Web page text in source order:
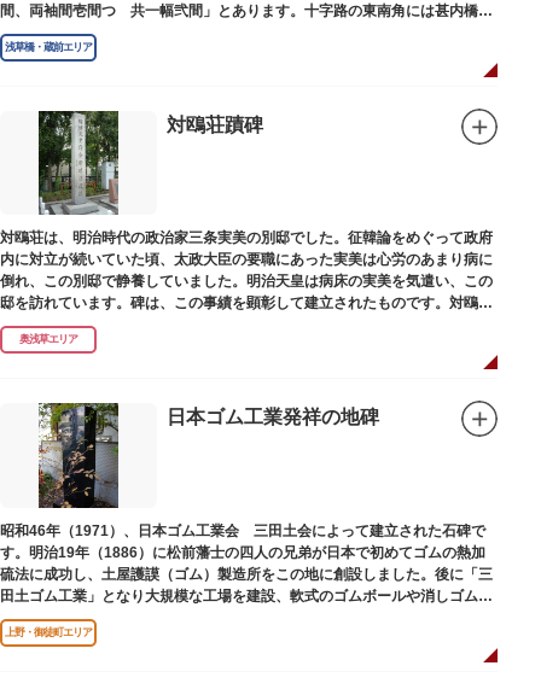
間、両袖間壱間つゞ共一幅弐間」とあります。十字路の東南角には甚内橋跡
の石碑があります。
浅草橋・蔵前エリア
対鴎荘蹟碑
対鴎荘は、明治時代の政治家三条実美の別邸でした。征韓論をめぐって政府
内に対立が続いていた頃、太政大臣の要職にあった実美は心労のあまり病に
倒れ、この別邸で静養していました。明治天皇は病床の実美を気遣い、この
邸を訪れています。碑は、この事績を顕彰して建立されたものです。対鴎荘
は、多摩市連光寺に移築されました。
奥浅草エリア
日本ゴム工業発祥の地碑
昭和46年（1971）、日本ゴム工業会 三田土会によって建立された石碑で
す。明治19年（1886）に松前藩士の四人の兄弟が日本で初めてゴムの熱加
硫法に成功し、土屋護謨（ゴム）製造所をこの地に創設しました。後に「三
田土ゴム工業」となり大規模な工場を建設、軟式のゴムボールや消しゴムな
ど新しいゴム製品を次々に開発しました。
上野・御徒町エリア